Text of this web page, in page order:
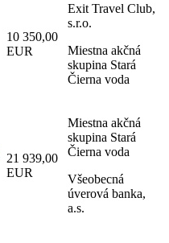
10 350,00
EUR
Exit Travel Club,
s.r.o.
Miestna akčná
skupina Stará
Čierna voda
21 939,00
EUR
Miestna akčná
skupina Stará
Čierna voda
Všeobecná
úverová banka,
a.s.